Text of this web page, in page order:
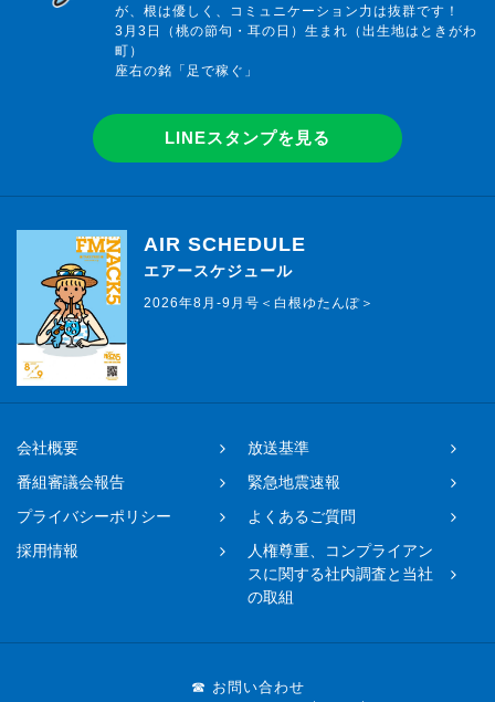
が、根は優しく、コミュニケーション力は抜群です！
3月3日（桃の節句・耳の日）生まれ（出生地はときがわ
町）
座右の銘「足で稼ぐ」
LINEスタンプを見る
AIR SCHEDULE
エアースケジュール
2026年8月-9月号＜白根ゆたんぽ＞
会社概要
放送基準
番組審議会報告
緊急地震速報
プライバシーポリシー
よくあるご質問
採用情報
人権尊重、コンプライアン
スに関する社内調査と当社
の取組
☎ お問い合わせ